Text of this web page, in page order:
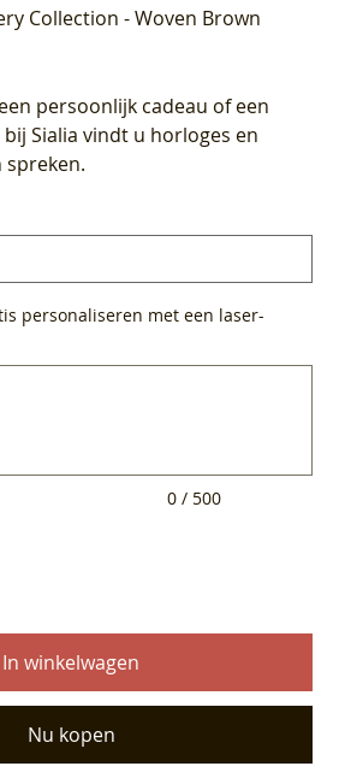
Collection - Woven Brown
persoonlijk cadeau of een
Sialia vindt u horloges en
spreken.
personaliseren met een laser-
0 / 500
In winkelwagen
Nu kopen